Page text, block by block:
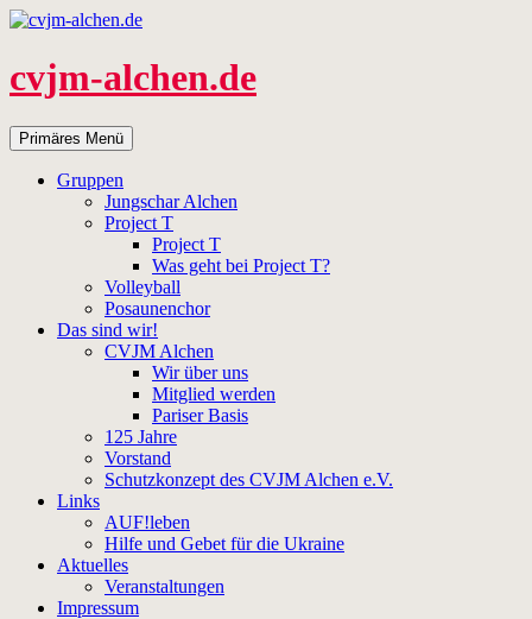
Zum
springen
cvjm-alchen.de
Suchen
Primäres Menü
Gruppen
Jungschar Alchen
Project T
Project T
Was geht bei Project T?
Volleyball
Posaunenchor
Das sind wir!
CVJM Alchen
Wir über uns
Mitglied werden
Pariser Basis
125 Jahre
Vorstand
Schutzkonzept des CVJM Alchen e.V.
Links
AUF!leben
Hilfe und Gebet für die Ukraine
Aktuelles
Veranstaltungen
Impressum